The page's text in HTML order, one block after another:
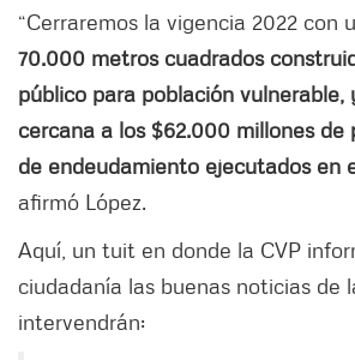
“Cerraremos la vigencia 2022 con
70.000 metros cuadrados
público para población vulnerable,
cercana a los $62.000 millones de
de endeudamiento ejecutados en
afirmó López.
Aquí, un tuit en donde la CVP
ciudadanía las buenas noticias de
intervendrán: